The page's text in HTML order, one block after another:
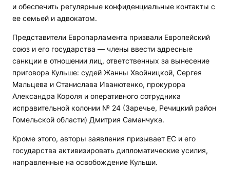
и обеспечить регулярные конфиденциальные контакты с
ее семьей и адвокатом.
Представители Европарламента призвали Европейский
союз и его государства — члены ввести адресные
санкции в отношении лиц, ответственных за вынесение
приговора Кульше: судей Жанны Хвойницкой, Сергея
Мальцева и Станислава Иванютенко, прокурора
Александра Короля и оперативного сотрудника
исправительной колонии № 24 (Заречье, Речицкий район
Гомельской области) Дмитрия Саманчука.
Кроме этого, авторы заявления призывает ЕС и его
государства активизировать дипломатические усилия,
направленные на освобождение Кульши.